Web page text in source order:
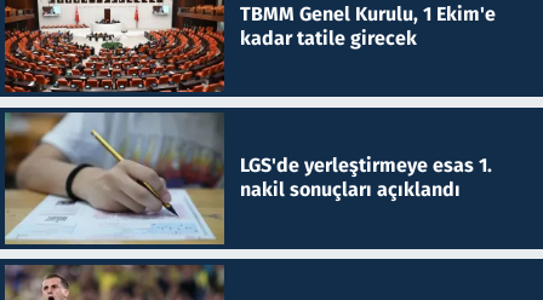
TBMM Genel Kurulu, 1 Ekim'e
kadar tatile girecek
LGS'de yerleştirmeye esas 1.
nakil sonuçları açıklandı